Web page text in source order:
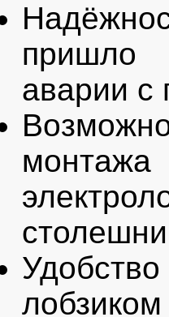
пришло
аварии с